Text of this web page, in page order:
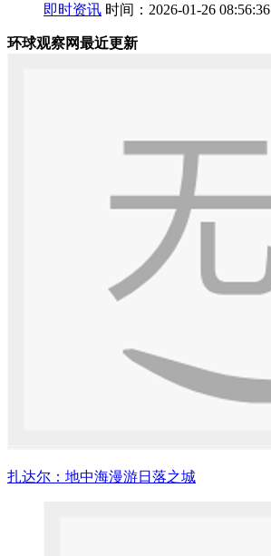
即时资讯 时间：2026-01-26 08:56:36
环球观察网最近更新
扎达尔：地中海漫游日落之城